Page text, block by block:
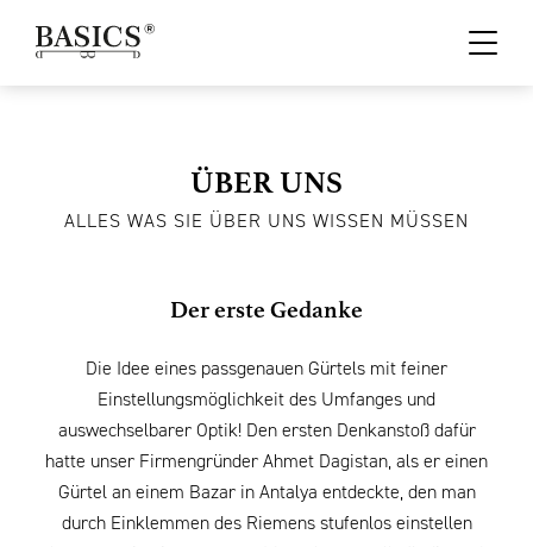
ÜBER UNS
ALLES WAS SIE ÜBER UNS WISSEN MÜSSEN
Der erste Gedanke
Die Idee eines passgenauen Gürtels mit feiner
Einstellungsmöglichkeit des Umfanges und
auswechselbarer Optik! Den ersten Denkanstoß dafür
hatte unser Firmengründer Ahmet Dagistan, als er einen
Gürtel an einem Bazar in Antalya entdeckte, den man
durch Einklemmen des Riemens stufenlos einstellen